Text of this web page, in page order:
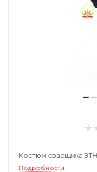
Костюм сварщика
Подробности